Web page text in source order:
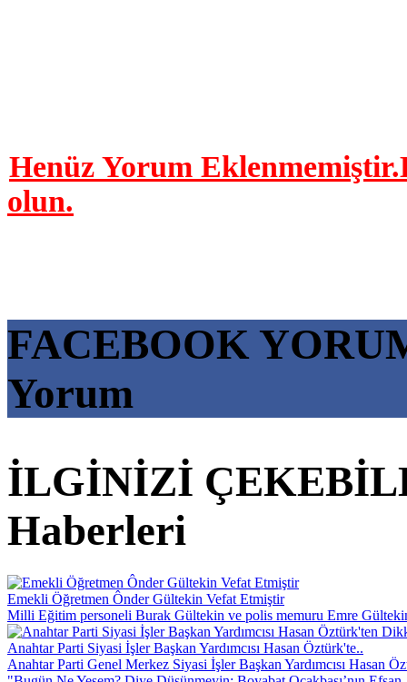
Henüz Yorum
olun.
FACEBOOK
Yorum
İLGİNİZİ
Haberleri
Emekli Öğretmen Ônder Gültekin Vefat Etmiştir
Milli Eğitim personeli Burak Gültekin ve polis memuru Emre
Anahtar Parti Siyasi İşler Başkan Yardımcısı Hasan Öztürk'te..
Anahtar Parti Genel Merkez Siyasi İşler Başkan Yardımcısı Hasan